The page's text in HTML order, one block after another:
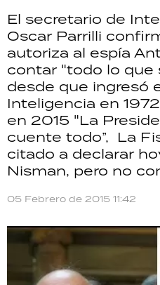
El secretario de
Oscar Parrilli
autoriza al espía
contar "todo lo que
desde que ingresó
Inteligencia en
en 2015 "La
cuente todo”, La
citado a declarar
Nisman, pero no
05 Febrero de 2015 11:42
ECONOMÍA
GRAN
SALUD
DEPORTES
PALABRAS
HORÓSCOPO